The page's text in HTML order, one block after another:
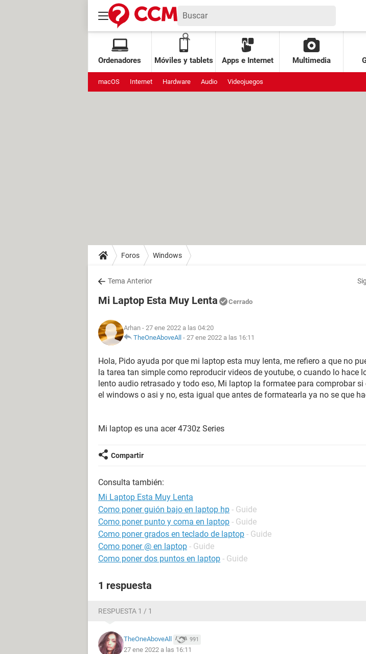
Ordenadores Móviles y tablets Apps e Internet Multimedia
macOS Internet Hardware Audio Videojuegos
Foros Windows
Tema Anterior
Mi Laptop Esta Muy Lenta Cerrado
Arhan - 27 ene 2022 a las 04:20
TheOneAboveAll - 27 ene 2022 a las 16:11
Hola, Pido ayuda por que mi laptop esta muy lenta, me refiero a que no
la tarea tan simple como reproducir videos de youtube, o cuando lo hace
lento audio retrasado y todo eso, Mi laptop la formatee para comprobar si
el windows o asi y no, esta igual que antes de formatearla ya no se que
Mi laptop es una acer 4730z Series
Compartir
Consulta también:
Mi Laptop Esta Muy Lenta
Como poner guión bajo en laptop hp - Guide
Como poner punto y coma en laptop - Guide
Como poner grados en teclado de laptop - Guide
Como poner @ en laptop - Guide
Como poner dos puntos en laptop - Guide
1 respuesta
RESPUESTA 1 / 1
TheOneAboveAll 991
27 ene 2022 a las 16:11